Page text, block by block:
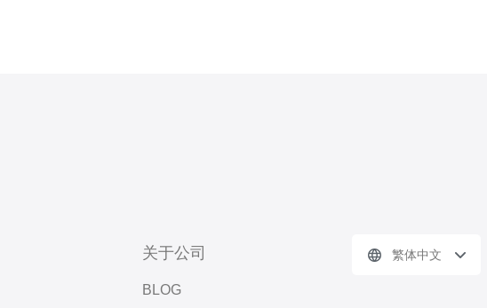
关于公司
BLOG
繁体中文